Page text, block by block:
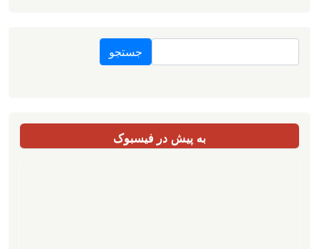
جستجو
به پیش در فیسبوک